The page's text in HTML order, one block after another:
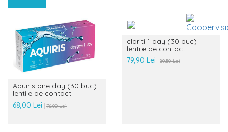
Aquiris one day (30 buc)
lentile de contact
68,00 Lei
76,00 Lei
clariti 1 day (30 buc)
lentile de contact
79,90 Lei
89,50 Lei